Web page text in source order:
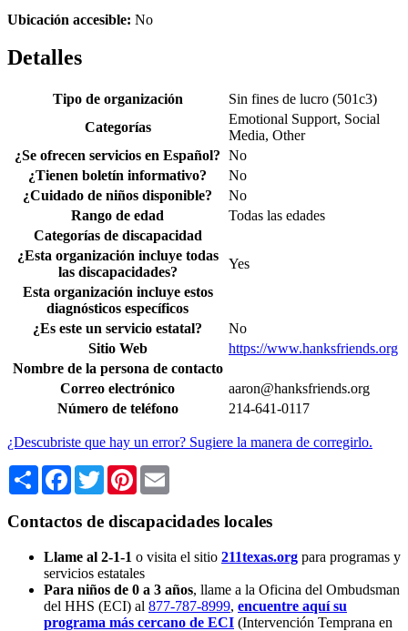
Ubicación accesible: No
Detalles
Tipo de organización
Sin fines de lucro (501c3)
Categorías
Emotional Support, Social
Media, Other
¿Se ofrecen servicios en Español? No
¿Tienen boletín informativo?
No
¿Cuidado de niños disponible?
No
Rango de edad
Todas las edades
Categorías de discapacidad
¿Esta organización incluye todas
las discapacidades?
Yes
Esta organización incluye estos
diagnósticos específicos
¿Es este un servicio estatal?
No
Sitio Web
https://www.hanksfriends.org
Nombre de la persona de contacto
Correo electrónico
aaron@hanksfriends.org
Número de teléfono
214-641-0117
¿Descubriste que hay un error? Sugiere la manera de corregirlo.
Share Facebook
TwitterPinterest
Contactos de discapacidades locales
Llame al 2-1-1 o visita el sitio 211texas.org para programas y
servicios estatales
Para niños de 0 a 3 años, llame a la Oficina del Ombudsman
del HHS (ECI) al 877-787-8999, encuentre aquí su
programa más cercano de ECI (Intervención Temprana en